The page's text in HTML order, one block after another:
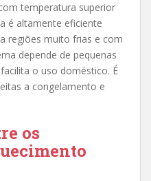
temperatura superior
é altamente eficiente
regiões muito frias e com
depende de pequenas
o uso doméstico. É
a congelamento e
os